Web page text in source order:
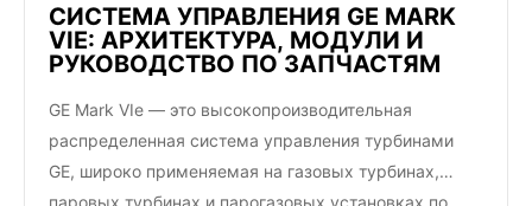
СИСТЕМА УПРАВЛЕНИЯ GE MARK
VIE: АРХИТЕКТУРА, МОДУЛИ И
РУКОВОДСТВО ПО ЗАПЧАСТЯМ
GE Mark VIe — это высокопроизводительная
распределенная система управления турбинами
GE, широко применяемая на газовых турбинах,
паровых турбинах и парогазовых установках по